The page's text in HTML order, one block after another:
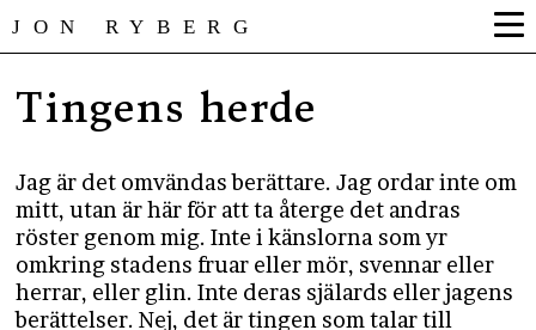
JON RYBERG
Tingens herde
Jag är det omvändas berättare. Jag ordar inte om
mitt, utan är här för att ta återge det andras
röster genom mig. Inte i känslorna som yr
omkring stadens fruar eller mör, svennar eller
herrar, eller glin. Inte deras själards eller jagens
berättelser. Nej, det är tingen som talar till